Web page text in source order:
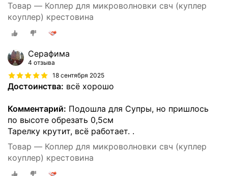
Товар — Коплер для микроволновки свч (куплер
коуплер) крестовина
Серафима
4 отзыва
18 сентября 2025
Достоинства: всё хорошо
Комментарий: Подошла для Супры, но пришлось
по высоте обрезать 0,5см
Тарелку крутит, всё работает. .
Товар — Коплер для микроволновки свч (куплер
коуплер) крестовина